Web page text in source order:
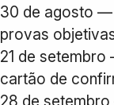
30 de agosto
provas
21 de
cartão de
28 de